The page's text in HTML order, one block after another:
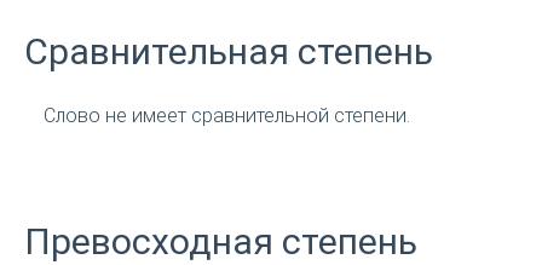
Сравнительная степень
Слово не имеет сравнительной степени.
Превосходная степень